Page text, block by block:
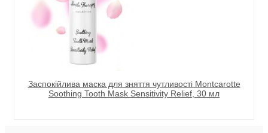
Заспокійлива маска для зняття чутливості Montcarotte
Soothing Tooth Mask Sensitivity Relief, 30 мл